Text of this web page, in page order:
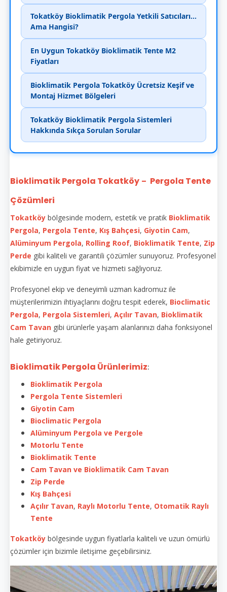
Tokatköy Bioklimatik Pergola Yetkili Satıcıları...
Ama Hangisi?
En Uygun Tokatköy Bioklimatik Tente M2
Fiyatları
Bioklimatik Pergola Tokatköy Ücretsiz Keşif ve
Montaj Hizmet Bölgeleri
Tokatköy Bioklimatik Pergola Sistemleri
Hakkında Sıkça Sorulan Sorular
Bioklimatik Pergola Tokatköy – Pergola Tente
Çözümleri
Tokatköy bölgesinde modern, estetik ve pratik Bioklimatik
Pergola, Pergola Tente, Kış Bahçesi, Giyotin Cam,
Alüminyum Pergola, Rolling Roof, Bioklimatik Tente, Zip
Perde gibi kaliteli ve garantili çözümler sunuyoruz. Profesyonel
ekibimizle en uygun fiyat ve hizmeti sağlıyoruz.
Profesyonel ekip ve deneyimli uzman kadromuz ile
müşterilerimizin ihtiyaçlarını doğru tespit ederek, Bioclimatic
Pergola, Pergola Sistemleri, Açılır Tavan, Bioklimatik
Cam Tavan gibi ürünlerle yaşam alanlarınızı daha fonksiyonel
hale getiriyoruz.
Bioklimatik Pergola Ürünlerimiz:
Bioklimatik Pergola
Pergola Tente Sistemleri
Giyotin Cam
Bioclimatic Pergola
Alüminyum Pergola ve Pergole
Motorlu Tente
Bioklimatik Tente
Cam Tavan ve Bioklimatik Cam Tavan
Zip Perde
Kış Bahçesi
Açılır Tavan, Raylı Motorlu Tente, Otomatik Raylı
Tente
Tokatköy bölgesinde uygun fiyatlarla kaliteli ve uzun ömürlü
çözümler için bizimle iletişime geçebilirsiniz.